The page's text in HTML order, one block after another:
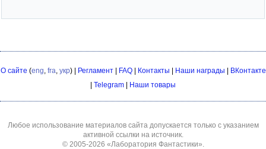
О сайте (eng fra укр) | Регламент| FAQ| Контакты | Наши награды | ВКонтакте
| Telegram | Наши товары
Любое использование материалов сайта допускается только с указанием
активной ссылки на источник.
© 2005-2026 «Лаборатория Фантастики»